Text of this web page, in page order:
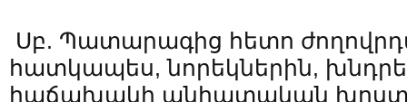
Սբ. Պատարագից հետո
հատկապես, նորեկներին,
հաճախակի անհատական